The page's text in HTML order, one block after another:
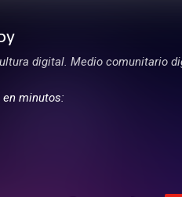
digital. Medio comunitario
minutos: